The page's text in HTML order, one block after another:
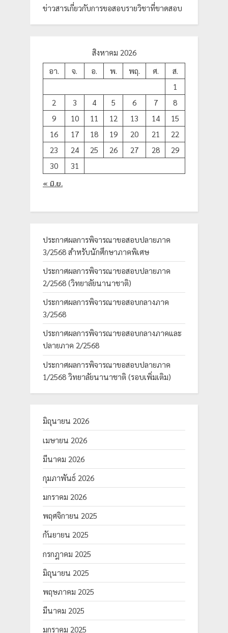
ข่าวสารเกี่ยวกับการขอสอบรายวิชาที่ขาดสอบ
สิงหาคม 2026
อา.
จ. อ. พ. พฤ. ศ.
ส.
1
2
3 4 5 6 7
8
9
10 11 12 13 14
15
16
17 18 19 20 21
22
23
24 25 26 27 28
29
30
31
« มิ.ย.
ประกาศผลการพิจารณาขอสอบปลายภาค
3/2568 สำหรับนักศึกษาภาคพิเศษ
ประกาศผลการพิจารณาขอสอบปลายภาค
2/2568 (วิทยาลัยนานาชาติ)
ประกาศผลการพิจารณาขอสอบกลางภาค
3/2568
ประกาศผลการพิจารณาขอสอบกลางภาคและ
ปลายภาค 2/2568
ประกาศผลการพิจารณาขอสอบปลายภาค
1/2568 วิทยาลัยนานาชาติ (รอบเพิ่มเติม)
มิถุนายน 2026
เมษายน 2026
มีนาคม 2026
กุมภาพันธ์ 2026
มกราคม 2026
พฤศจิกายน 2025
กันยายน 2025
กรกฎาคม 2025
มิถุนายน 2025
พฤษภาคม 2025
มีนาคม 2025
มกราคม 2025